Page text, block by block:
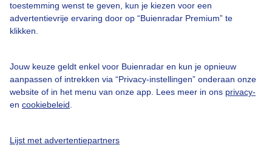
toestemming wenst te geven, kun je kiezen voor een
advertentievrije ervaring door op “Buienradar Premium” te
klikken.
Jouw keuze geldt enkel voor Buienradar en kun je opnieuw
aanpassen of intrekken via “Privacy-instellingen” onderaan onze
website of in het menu van onze app. Lees meer in ons privacy-
en cookiebeleid
Lijst met advertentiepartners
Adverteren
Cookie beleid
Privacy instellingen